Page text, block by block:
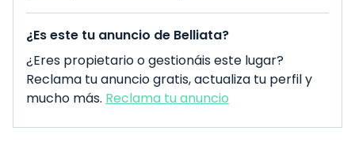
¿Es este tu anuncio de Belliata?
¿Eres propietario o gestionáis este lugar?
Reclama tu anuncio gratis, actualiza tu perfil y
mucho más. Reclama tu anuncio